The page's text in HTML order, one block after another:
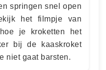
springen snel open
het filmpje van
je kroketten het
bij de kaaskroket
niet gaat barsten.